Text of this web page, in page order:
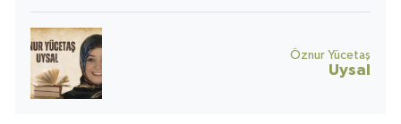
Öznur Yücetaş
Uysal